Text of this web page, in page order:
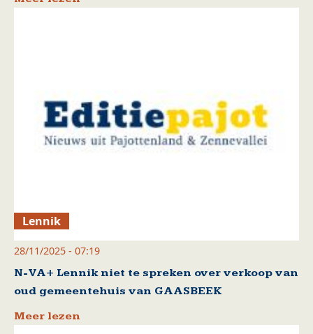
Lennik
28/11/2025 - 07:19
N-VA+ Lennik niet te spreken over verkoop van
oud gemeentehuis van GAASBEEK
Meer lezen